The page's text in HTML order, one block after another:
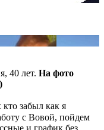
40 лет. На фото
забыл как я
с Вовой, пойдем
и график без